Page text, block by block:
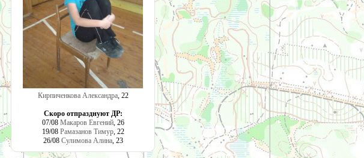
Кирпиченкова Александра, 22
Скоро отпразднуют ДР:
07/08 Макаров Евгений, 26
19/08 Рамазанов Тимур, 22
26/08 Сулимова Алина, 23